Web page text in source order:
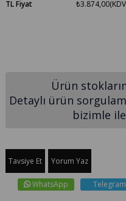
TL Fiyat
₺3.874,00
Ürün
Detaylı ürün
bizimle
Tavsiye Et Yorum Yaz
WhatsApp Telegram